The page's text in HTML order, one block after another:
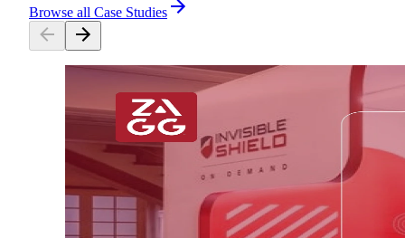
Browse all Case Studies